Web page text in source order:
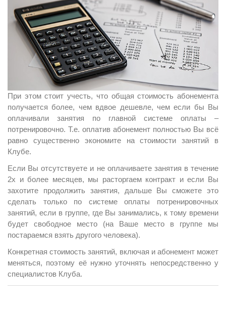
При этом стоит учесть, что общая стоимость абонемента
получается более, чем вдвое дешевле, чем если бы Вы
оплачивали занятия по главной системе оплаты –
потренировочно. Т.е. оплатив абонемент полностью Вы всё
равно существенно экономите на стоимости занятий в
Клубе.
Если Вы отсутствуете и не оплачиваете занятия в течение
2х и более месяцев, мы расторгаем контракт и если Вы
захотите продолжить занятия, дальше Вы сможете это
сделать только по системе оплаты потренировочных
занятий, если в группе, где Вы занимались, к тому времени
будет свободное место (на Ваше место в группе мы
постараемся взять другого человека).
Конкретная стоимость занятий, включая и абонемент может
меняться, поэтому её нужно уточнять непосредственно у
специалистов Клуба.